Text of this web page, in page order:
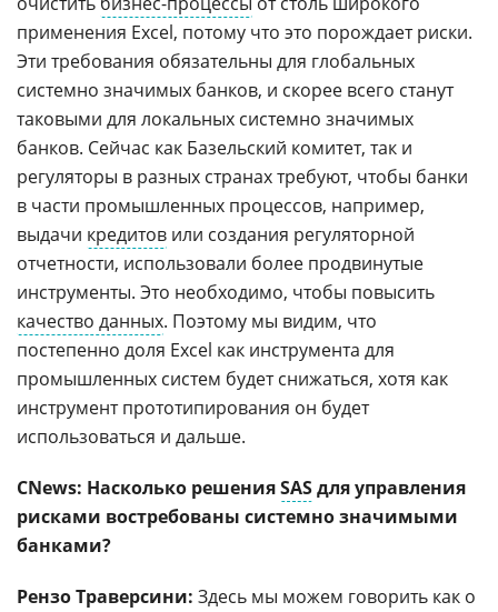
применения Excel, потому что это порождает риски.
Эти требования обязательны для глобальных
системно значимых банков, и скорее всего станут
таковыми для локальных системно значимых
банков. Сейчас как Базельский комитет, так и
регуляторы в разных странах требуют, чтобы банки
в части промышленных процессов, например,
выдачи кредитов или создания регуляторной
отчетности, использовали более продвинутые
инструменты. Это необходимо, чтобы повысить
качество данных. Поэтому мы видим, что
постепенно доля Excel как инструмента для
промышленных систем будет снижаться, хотя как
инструмент прототипирования он будет
использоваться и дальше.
CNews: Насколько решенияSASдля управления
рисками востребованы системно значимыми
банками?
Рензо Траверсини: Здесь мы можем говорить как о